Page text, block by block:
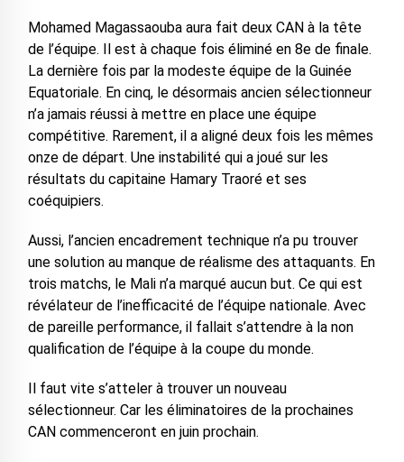
Mohamed Magassaouba aura fait deux CAN à la tête
de l’équipe. Il est à chaque fois éliminé en 8e de finale.
La dernière fois par la modeste équipe de la Guinée
Equatoriale. En cinq, le désormais ancien sélectionneur
n’a jamais réussi à mettre en place une équipe
compétitive. Rarement, il a aligné deux fois les mêmes
onze de départ. Une instabilité qui a joué sur les
résultats du capitaine Hamary Traoré et ses
coéquipiers.
Aussi, l’ancien encadrement technique n’a pu trouver
une solution au manque de réalisme des attaquants. En
trois matchs, le Mali n’a marqué aucun but. Ce qui est
révélateur de l’inefficacité de l’équipe nationale. Avec
de pareille performance, il fallait s’attendre à la non
qualification de l’équipe à la coupe du monde.
Il faut vite s’atteler à trouver un nouveau
sélectionneur. Car les éliminatoires de la prochaines
CAN commenceront en juin prochain.